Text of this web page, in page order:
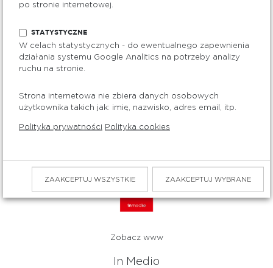
Zobacz www
Elektronika i multimedia
ZOBACZ NA MAPIE
2
Zobacz www
In Medio
po stronie internetowej.
STATYSTYCZNE
W celach statystycznych - do ewentualnego zapewnienia
działania systemu Google Analitics na potrzeby analizy
ruchu na stronie.
Strona internetowa nie zbiera danych osobowych
użytkownika takich jak: imię, nazwisko, adres email, itp.
Polityka prywatności Polityka cookies
ZAAKCEPTUJ WSZYSTKIE ZAAKCEPTUJ WYBRANE